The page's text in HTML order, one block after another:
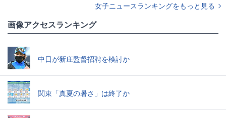
女子ニュースランキングをもっと見る
画像アクセスランキング
中日が新庄監督招聘を検討か
関東「真夏の暑さ」は終了か